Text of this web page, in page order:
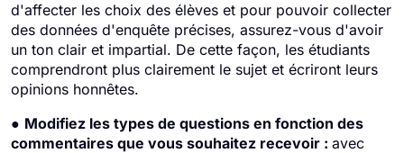
d'affecter les choix des élèves et pour pouvoir collecter
des données d'enquête précises, assurez-vous d'avoir
un ton clair et impartial. De cette façon, les étudiants
comprendront plus clairement le sujet et écriront leurs
opinions honnêtes.
● Modifiez les types de questions en fonction des
commentaires que vous souhaitez recevoir : avec